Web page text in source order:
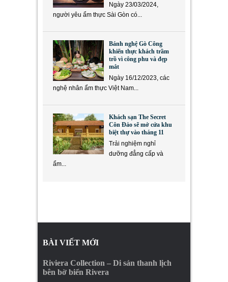
Ngày 23/03/2024,
người yêu ẩm thực Sài Gòn có...
Bánh nghệ Gò Công
khiến thực khách trầm
trồ vì công phu và đẹp
mắt
Ngày 16/12/2023, các
nghệ nhân ẩm thực Việt Nam...
Khách sạn The Secret
Côn Đảo sẽ mở cửa khu
biệt thự vào tháng 11
Trải nghiệm nghỉ
dưỡng đẳng cấp và
ẩm...
BÀI VIẾT MỚI
Riviera Collection – Di sản thanh lịch
bên bờ biển Rivera